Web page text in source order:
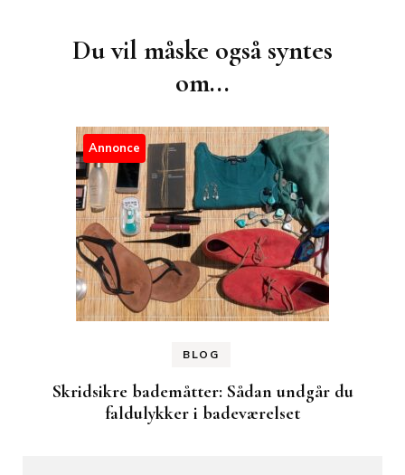
Du vil måske også syntes
om...
Annonce
BLOG
Skridsikre bademåtter: Sådan undgår du
faldulykker i badeværelset